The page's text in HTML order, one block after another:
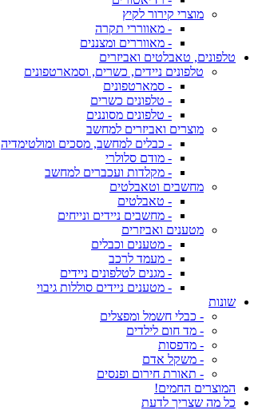
מוצרי קירור לקיץ
- מאווררי תקרה
- מאווררים ומצננים
טלפונים, טאבלטים ואביזרים
טלפונים ניידים, כשרים, וסמארטפונים
- סמארטפונים
- טלפונים כשרים
- טלפונים מסוננים
מוצרים ואביזרים למחשב
- כבלים למחשב, מסכים ומולטימדיה
- מודם סלולרי
- מקלדות ועכברים למחשב
מחשבים וטאבלטים
- טאבלטים
- מחשבים ניידים ונייחים
מטענים ואביזרים
- מטענים וכבלים
- מעמד לרכב
- מגנים לטלפונים ניידים
- מטענים ניידים סוללות גיבוי
שונות
- כבלי חשמל ומפצלים
- מד חום לילדים
- מדפסות
- משקל אדם
- תאורת חירום ופנסים
המוצרים החמים!
כל מה שצריך לדעת